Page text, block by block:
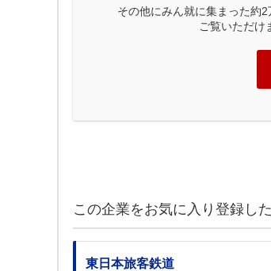
その他にみん就に集まった約
ご覧いただけ
この企業をお気に入り登録し
東日本旅客鉄道